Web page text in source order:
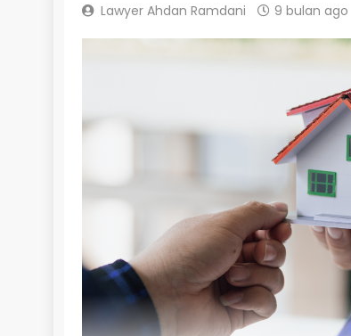
Lawyer Ahdan Ramdani 9 bulan ago